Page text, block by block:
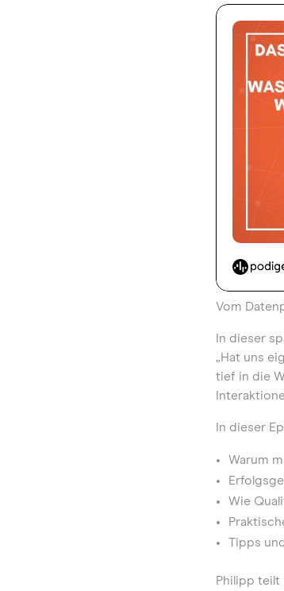
Vom
In dieser
„Hat uns
tief in die
In dieser
Warum
Wie
Tipps
Philipp teilt